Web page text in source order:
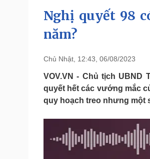
Nhận diện sự thật
Pháp luật
Tin nóng
Tư vấn luật
Sức khỏe
Dinh dưỡng - món ngon
Cây thuốc
Nghị quyết 98
năm?
Chủ Nhật, 12:43, 06/08/2023
VOV.VN - Chủ tịch UBND
quyết hết các vướng mắc
quy hoạch treo nhưng một